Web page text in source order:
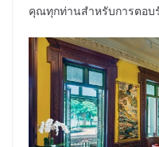
คุณทุกท่านสำหรับการตอบ